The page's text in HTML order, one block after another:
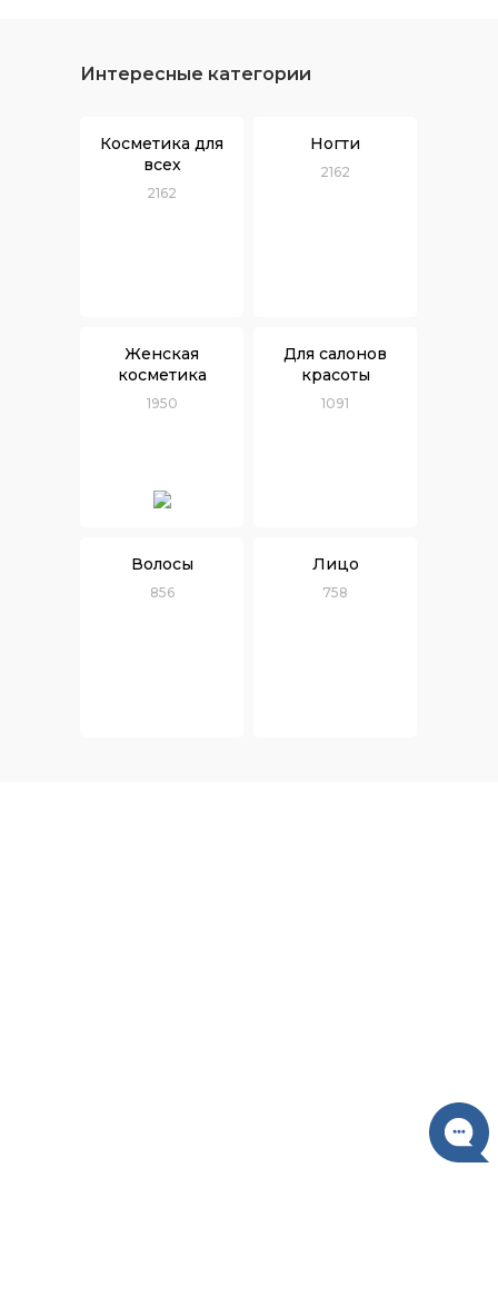
Интересные категории
Косметика для
всех
2162
Ногти
2162
Женская
косметика
1950
Для салонов
красоты
1091
Волосы
856
Лицо
758